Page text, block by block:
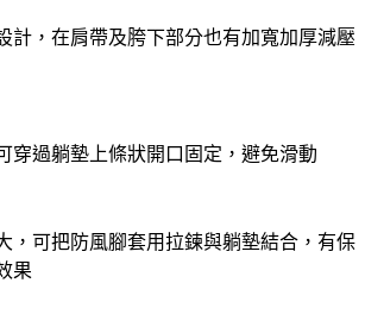
計，在肩帶及胯下部分也有加寬加厚減壓
穿過躺墊上條狀開口固定，避免滑動
，可把防風腳套用拉鍊與躺墊結合，有保
果